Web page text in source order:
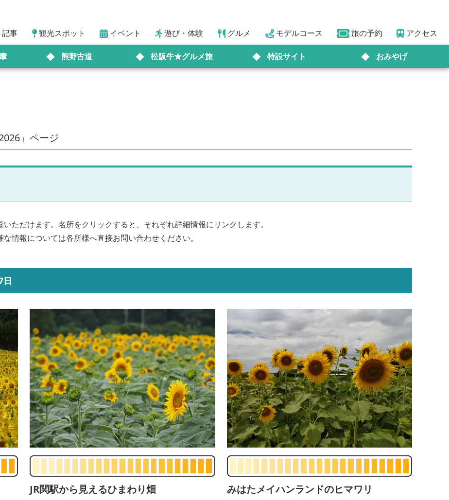
記事 観光スポット イベント 遊び・体験 グルメ モデルコース 旅の予約 アクセス
熊野古道 松阪牛★グルメ旅 特設サイト おみやげ
」ページ
ただけます。名所をクリックすると、それぞれ詳細情報にリンクします。
情報については各所様へ直接お問い合わせください。
日
JR関駅から見えるひまわり畑 みはたメイハンランドのヒマワリ